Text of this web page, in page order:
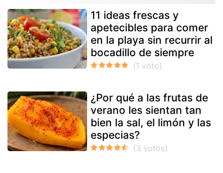
11 ideas frescas y
apetecibles para comer
en la playa sin recurrir al
bocadillo de siempre
¿Por qué a las frutas de
verano les sientan tan
bien la sal, el limón y las
especias?